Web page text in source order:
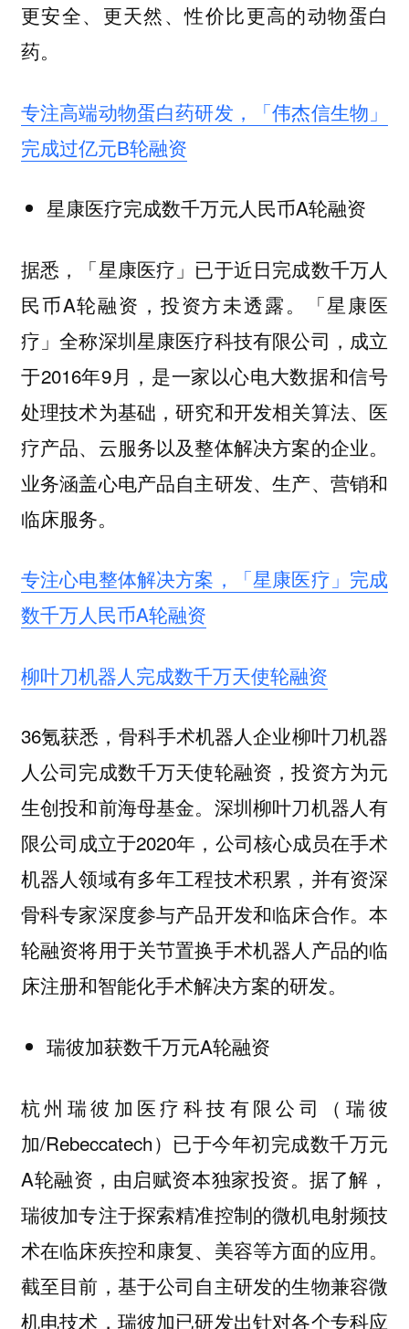
更安全、更天然、性价比更高的动物蛋白
药。
专注高端动物蛋白药研发，「伟杰信生物」
完成过亿元B轮融资
星康医疗完成数千万元人民币A轮融资
据悉，「星康医疗」已于近日完成数千万人
民币A轮融资，投资方未透露。「星康医
疗」全称深圳星康医疗科技有限公司，成立
于2016年9月，是一家以心电大数据和信号
处理技术为基础，研究和开发相关算法、医
疗产品、云服务以及整体解决方案的企业。
业务涵盖心电产品自主研发、生产、营销和
临床服务。
专注心电整体解决方案，「星康医疗」完成
数千万人民币A轮融资
柳叶刀机器人完成数千万天使轮融资
36氪获悉，骨科手术机器人企业柳叶刀机器
人公司完成数千万天使轮融资，投资方为元
生创投和前海母基金。深圳柳叶刀机器人有
限公司成立于2020年，公司核心成员在手术
机器人领域有多年工程技术积累，并有资深
骨科专家深度参与产品开发和临床合作。本
轮融资将用于关节置换手术机器人产品的临
床注册和智能化手术解决方案的研发。
瑞彼加获数千万元A轮融资
杭州瑞彼加医疗科技有限公司（瑞彼
加/Rebeccatech）已于今年初完成数千万元
A轮融资，由启赋资本独家投资。据了解，
瑞彼加专注于探索精准控制的微机电射频技
术在临床疾控和康复、美容等方面的应用。
截至目前，基于公司自主研发的生物兼容微
机电技术，瑞彼加已研发出针对各个专科应